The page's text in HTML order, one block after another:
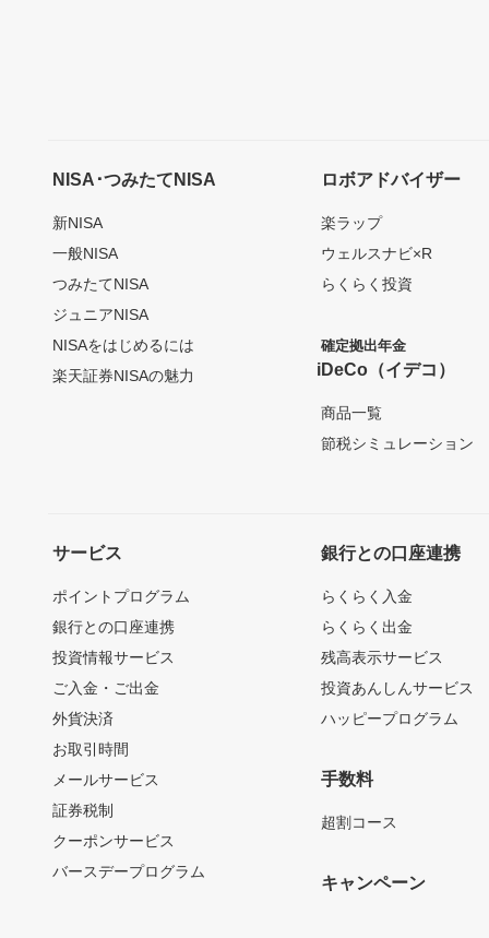
NISA･つみたてNISA
新NISA
一般NISA
つみたてNISA
ジュニアNISA
NISAをはじめるには
楽天証券NISAの魅力
ロボアドバイザー
楽ラップ
ウェルスナビ×R
らくらく投資
確定拠出年金
iDeCo（イデコ）
商品一覧
節税シミュレーション
サービス
ポイントプログラム
銀行との口座連携
投資情報サービス
ご入金・ご出金
外貨決済
お取引時間
メールサービス
証券税制
クーポンサービス
バースデープログラム
銀行との口座連携
らくらく入金
らくらく出金
残高表示サービス
投資あんしんサービス
ハッピープログラム
手数料
超割コース
キャンペーン